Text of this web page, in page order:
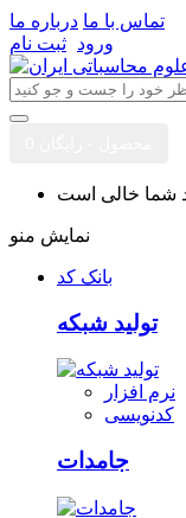
تماس با ما درباره ما
ورود ثبت نام
نمایش منو
بانک کد
تولید شبکه
نرم افزار
کدنویسی
جامدات